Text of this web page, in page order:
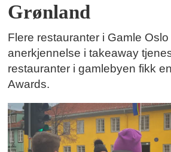
Grønland
Flere restauranter i Gamle
anerkjennelse i takeaway
restauranter i gamlebyen fikk
Awards.